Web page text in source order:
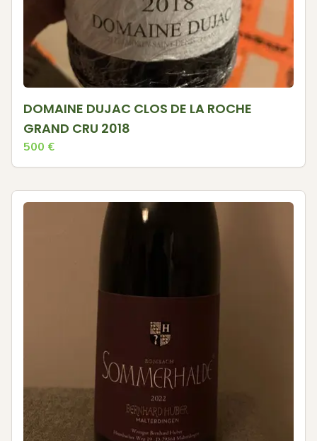
DOMAINE DUJAC CLOS DE LA ROCHE
GRAND CRU 2018
500 €